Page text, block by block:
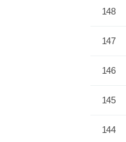
148
147
146
145
144